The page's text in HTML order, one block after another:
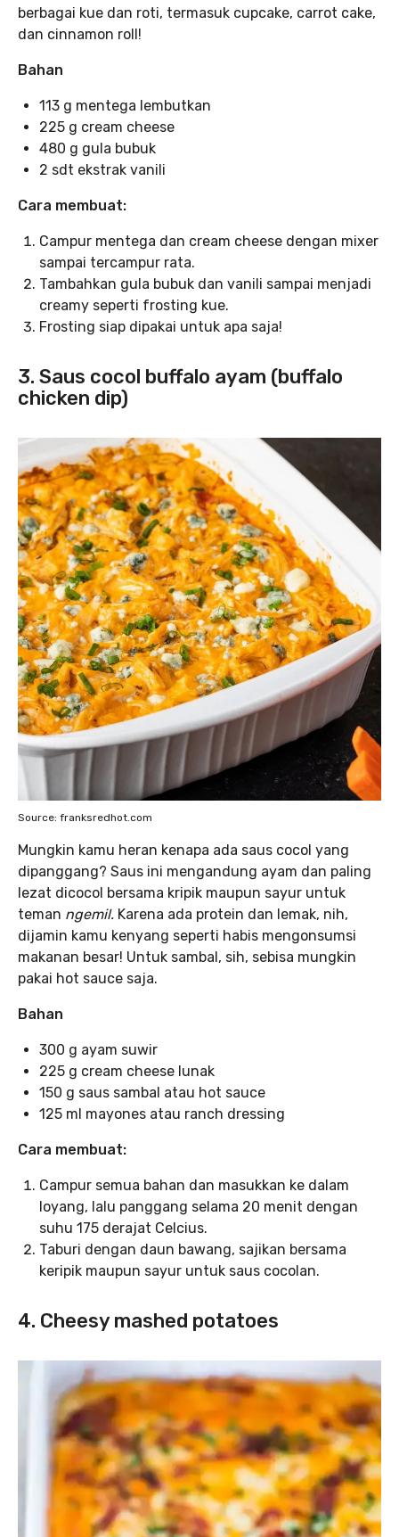
berbagai kue dan roti, termasuk cupcake, carrot cake,
dan cinnamon roll!
Bahan
113 g mentega lembutkan
225 g cream cheese
480 g gula bubuk
2 sdt ekstrak vanili
Cara membuat:
Campur mentega dan cream cheese dengan mixer
sampai tercampur rata.
Tambahkan gula bubuk dan vanili sampai menjadi
creamy seperti frosting kue.
Frosting siap dipakai untuk apa saja!
3. Saus cocol buffalo ayam (buffalo
chicken dip)
Source: franksredhot.com
Mungkin kamu heran kenapa ada saus cocol yang
dipanggang? Saus ini mengandung ayam dan paling
lezat dicocol bersama kripik maupun sayur untuk
teman ngemil. Karena ada protein dan lemak, nih,
dijamin kamu kenyang seperti habis mengonsumsi
makanan besar! Untuk sambal, sih, sebisa mungkin
pakai hot sauce saja.
Bahan
300 g ayam suwir
225 g cream cheese lunak
150 g saus sambal atau hot sauce
125 ml mayones atau ranch dressing
Cara membuat:
Campur semua bahan dan masukkan ke dalam
loyang, lalu panggang selama 20 menit dengan
suhu 175 derajat Celcius.
Taburi dengan daun bawang, sajikan bersama
keripik maupun sayur untuk saus cocolan.
4. Cheesy mashed potatoes